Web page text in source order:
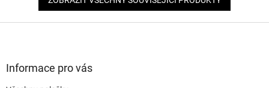
Informace pro vás